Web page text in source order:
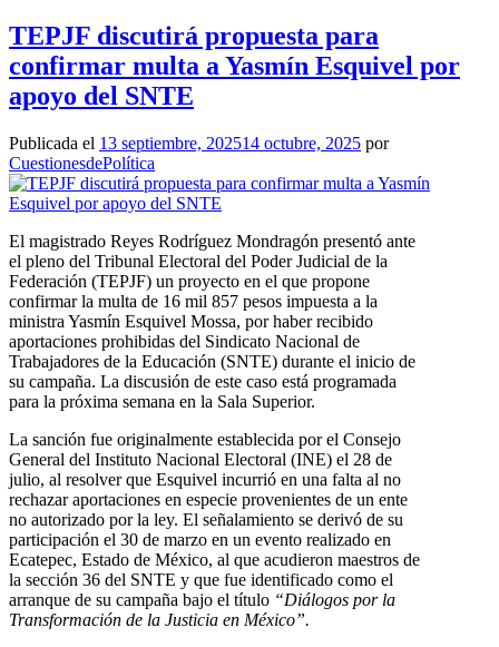
TEPJF discutirá propuesta para
confirmar multa a Yasmín Esquivel por
apoyo del SNTE
Publicada el 13 septiembre, 202514 octubre, 2025 por
CuestionesdePolítica
El magistrado Reyes Rodríguez Mondragón presentó ante
el pleno del Tribunal Electoral del Poder Judicial de la
Federación (TEPJF) un proyecto en el que propone
confirmar la multa de 16 mil 857 pesos impuesta a la
ministra Yasmín Esquivel Mossa, por haber recibido
aportaciones prohibidas del Sindicato Nacional de
Trabajadores de la Educación (SNTE) durante el inicio de
su campaña. La discusión de este caso está programada
para la próxima semana en la Sala Superior.
La sanción fue originalmente establecida por el Consejo
General del Instituto Nacional Electoral (INE) el 28 de
julio, al resolver que Esquivel incurrió en una falta al no
rechazar aportaciones en especie provenientes de un ente
no autorizado por la ley. El señalamiento se derivó de su
participación el 30 de marzo en un evento realizado en
Ecatepec, Estado de México, al que acudieron maestros de
la sección 36 del SNTE y que fue identificado como el
arranque de su campaña bajo el título “Diálogos por la
Transformación de la Justicia en México”.